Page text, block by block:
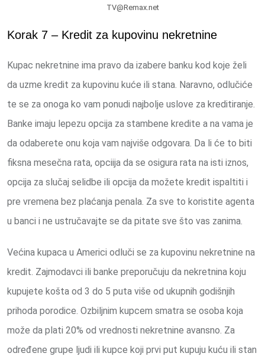
TV@Remax.net
Korak 7 – Kredit za kupovinu nekretnine
Kupac nekretnine ima pravo da izabere banku kod koje želi
da uzme kredit za kupovinu kuće ili stana. Naravno, odlučiće
te se za onoga ko vam ponudi najbolje uslove za kreditiranje.
Banke imaju lepezu opcija za stambene kredite a na vama je
da odaberete onu koja vam najviše odgovara. Da li će to biti
fiksna mesečna rata, opciija da se osigura rata na isti iznos,
opcija za slučaj selidbe ili opcija da možete kredit ispaltiti i
pre vremena bez plaćanja penala. Za sve to koristite agenta
u banci i ne ustručavajte se da pitate sve što vas zanima.
Većina kupaca u Americi odluči se za kupovinu nekretnine na
kredit. Zajmodavci ili banke preporučuju da nekretnina koju
kupujete košta od 3 do 5 puta više od ukupnih godišnjih
prihoda porodice. Ozbiljnim kupcem smatra se osoba koja
može da plati 20% od vrednosti nekretnine avansno. Za
određene grupe ljudi ili kupce koji prvi put kupuju kuću ili stan